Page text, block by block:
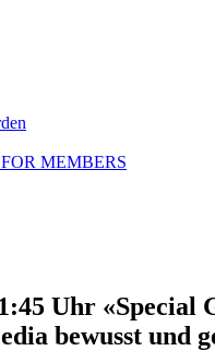
MEMBERS
Uhr
bewusst und